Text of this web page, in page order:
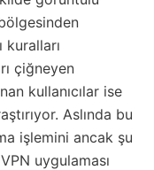
kuralları
çiğneyen
kullanıcılar ise
Aslında bu
işlemini ancak şu
uygulaması